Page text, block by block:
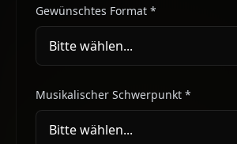
Gewünschtes Format *
Musikalischer Schwerpunkt *